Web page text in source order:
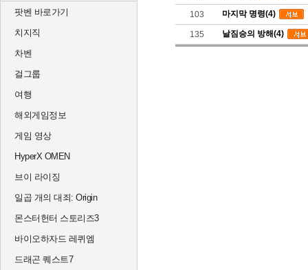
팟벤 바로가기
치지직
차벤
걸그룹
여행
해외게임정보
게임 영상
HyperX OMEN
브이 라이징
일곱 개의 대죄: Origin
몬스터헌터 스토리즈3
바이오하자드 레퀴엠
드래곤 퀘스트7
103 마지막 명령(4)
135 날짐승의 방해(4)